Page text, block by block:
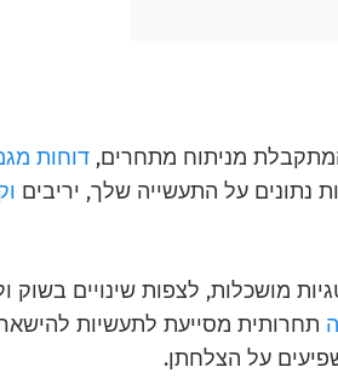
מניתוח מתחרים, דוחות
נתונים על התעשייה שלך, יריבים
מושכלות, לצפות שינויים בשוק
תחרותית מסייעת לתעשיות
על הצלחתן.